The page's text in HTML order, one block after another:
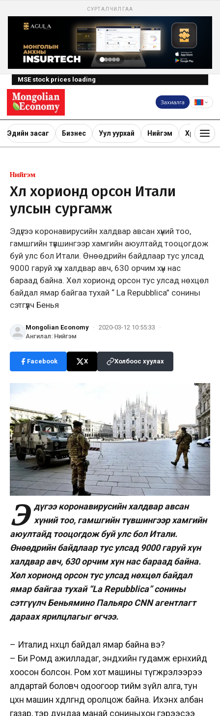
СУРТАЛЧИЛГАА
MSE stock prices loading
Захиалга
Эдийн засаг Бизнес Уул уурхай Нийгэм Хөрөнгө
Нийгэм
Хөл хорионд орсон Итали
улсын сургамж
Эдүгээ коронавирусийн халдвар авсан хүний тоо,
гамшгийн түвшингээр хамгийн аюултайд тооцогдож
буй улс бол Итали. Өнөөдрийн байдлаар тус улсад
9000 гаруй хүн халдвар авч, 630 орчим хүн нас
бараад байна. Хөл хорионд орсон тус улсад нөхцөл
байдал ямар байгаа тухай “ La Repubblica” сонины
сэтгүүлч Бенья
Mongolian Economy · 2020-03-12 10:55:33
·
Ангилал: Нийгэм
Facebook X Холбоос хуулах
Э дүгээ коронавирусийн халдвар авсан
хүний тоо, гамшгийн түвшингээр хамгийн
аюултайд тооцогдож буй улс бол Итали.
Өнөөдрийн байдлаар тус улсад 9000 гаруй хүн
халдвар авч, 630 орчим хүн нас бараад байна.
Хөл хорионд орсон тус улсад нөхцөл байдал
ямар байгаа тухай “La Repubblica” сонины
сэтгүүлч Беньямино Пальяро CNN агентлагт
дараах ярилцлагыг өгчээ.
– Италид нөхцөл байдал ямар байна вэ?
– Би Ромд ажилладаг, эндхийн гудамж ерөнхийдөө
хоосон болсон. Ром хот машины түгжрэлээрээ
алдартай боловч одоогоор тийм зүйл алга, тун
цөөхөн машин хөдөлгөөнд оролцож байна. Ихэнх албан
газар, тэр дундаа манай сониныхон гэрээсээ